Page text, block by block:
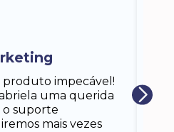
impecável!
uma querida
o suporte
mais vezes